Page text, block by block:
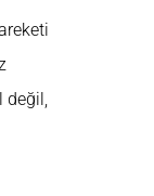
değil,